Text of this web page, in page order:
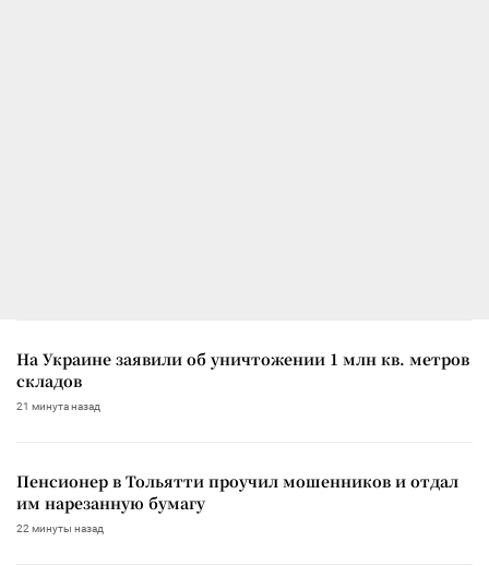
На Украине заявили об уничтожении 1 млн кв. метров
складов
21 минута назад
Пенсионер в Тольятти проучил мошенников и отдал
им нарезанную бумагу
22 минуты назад